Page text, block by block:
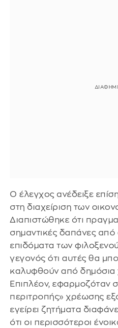
Ο έλεγχος ανέδειξε
στη διαχείριση των
Διαπιστώθηκε ότι
σημαντικές δαπάνες από
επιδόματα των
γεγονός ότι αυτές θα
καλυφθούν από δημόσια
Επιπλέον, εφαρμοζόταν
περιτροπής» χρέωσης
εγείρει ζητήματα
ότι οι περισσότεροι